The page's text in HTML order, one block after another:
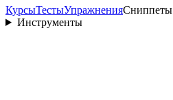
КурсыТестыУпражненияСниппеты
Инструменты